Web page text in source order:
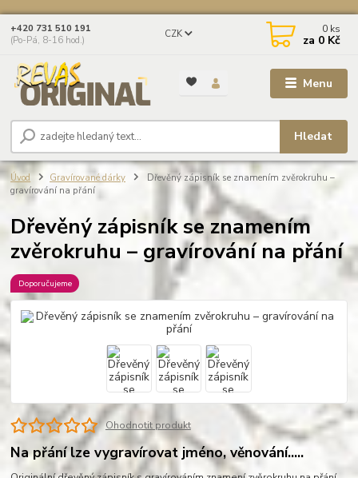
Menu
CZK
Hledat
+420 731 510 191
(Po-Pá, 8-16 hod.)
0 ks
za 0 Kč
Úvod Gravírované dárky
Dřevěný zápisník se znamením zvěrokruhu –
gravírování na přání
Dřevěný zápisník se znamením
zvěrokruhu – gravírování na přání
Doporučujeme
Ohodnotit produkt
Na přání lze vygravírovat jméno, věnování.....